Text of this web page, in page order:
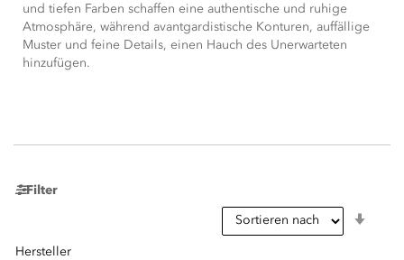
und tiefen Farben schaffen eine authentische und ruhige
Atmosphäre, während avantgardistische Konturen, auffällige
Muster und feine Details, einen Hauch des Unerwarteten
hinzufügen.
Filter
Hersteller